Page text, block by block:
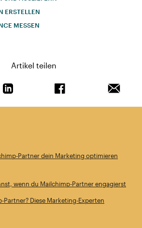
ERSTELLEN
MESSEN
Artikel teilen
Partner dein Marketing optimieren
wenn du Mailchimp-Partner engagierst
Partner? Diese Marketing-Experten